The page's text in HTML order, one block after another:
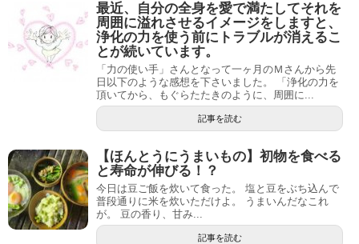
最近、自分の全身を愛で満たしてそれを
周囲に溢れさせるイメージをしますと、
浄化の力を使う前にトラブルが消えるこ
とが続いています。
「力の使い手」さんとなって一ヶ月のＭさんから先
日以下のような感想を下さいました。 「浄化の力を
頂いてから、もぐらたたきのように、周囲に...
記事を読む
【ほんとうにうまいもの】初物を食べる
と寿命が伸びる！？
今日は豆ご飯を炊いて食った。 塩と豆をぶち込んで
普段通りに米を炊いただけよ。 うまいんだなこれ
が。 豆の香り、甘み...
記事を読む